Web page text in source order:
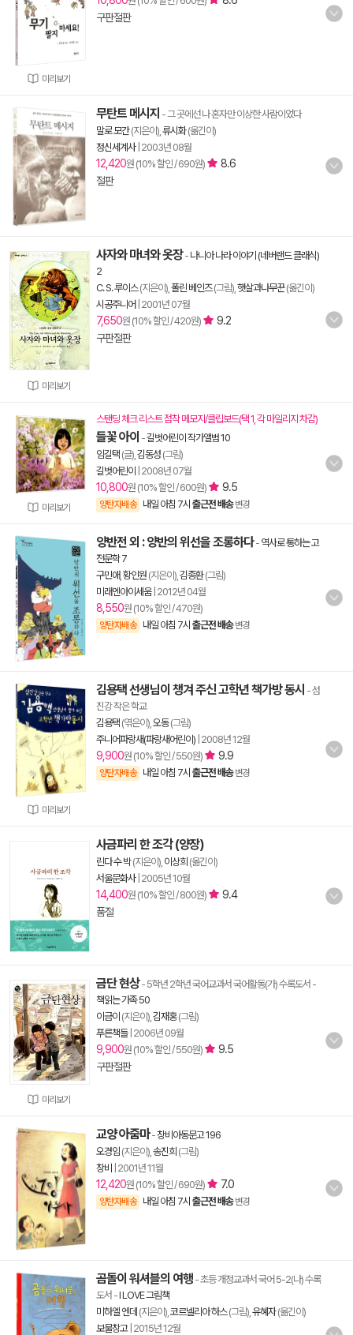
미리보기
구판절판
무탄트 메시지 - 그 곳에선 나 혼자만 이상한 사람이었다
말로 모간(지은이), 류시화(옮긴이)
정신세계사| 2003년 08월
12,420원 (10% 할인 / 690원)
8.6
절판
미리보기
사자와 마녀와 옷장- 나니아 나라 이야기 (네버랜드 클래식)
2
C. S. 루이스(지은이), 폴린 베인즈(그림), 햇살과나무꾼(옮긴이)
시공주니어 2001년 07월
7,650원 (10% 할인 / 420원)
9.2
구판절판
미리보기
스탠딩 체크 리스트 점착 메모지/클립보드(택 1, 각 마일리지 차감)
들꽃 아이 -길벗어린이 작가앨범 10
임길택 (글), 김동성 (그림)
길벗어린이
2008년 07월
10,800원 (10% 할인 / 600원) 9.5
양탄자배송 내일 아침 7시 출근전 배송 변경
양반전 외 : 양반의 위선을 조롱하다- 역사로 통하는 고
전문학 7
구민애 황인원 (지은이), 김종환(그림)
미래엔아이세움| 2012년 04월
8,550원 (10% 할인 / 470원)
양탄자배송 내일 아침 7시 출근전 배송 변경
미리보기
김용택 선생님이 챙겨 주신 고학년 책가방 동시 - 섬
진강 작은 학교
김용택 (엮은이), 오동(그림)
주니어파랑새(파랑새어린이) 2008년 12월
9,900원 (10% 할인 / 550원) 9.9
양탄자배송 내일 아침 7시 출근전 배송 변경
사금파리 한 조각 (양장)
린다 수 박(지은이), 이상희 (옮긴이)
서울문화사| 2005년 10월
14,400원 (10% 할인 / 800원)
9.4
품절
미리보기
금단 현상- 5학년 2학년 국어교과서 국어활동(가) 수록도서 -
책읽는 가족 50
이금이 (지은이), 김재홍(그림)
푸른책들| 2006년 09월
9,900원 (10% 할인 / 550원)
9.5
구판절판
교양 아줌마-창비아동문고 196
오경임 (지은이), 송진희 (그림)
창비
2001년 11월
12,420원 (10% 할인 / 690원) 7.0
양탄자배송 내일 아침 7시 출근전 배송 변경
곰돌이 워셔블의 여행 - 초등 개정교과서 국어 5-2(나) 수록
도서 -I LOVE 그림책
미하엘 엔데 (지은이), 코르넬리아 하스(그림), 유혜자(옮긴이)
보물창고| 2015년 12월